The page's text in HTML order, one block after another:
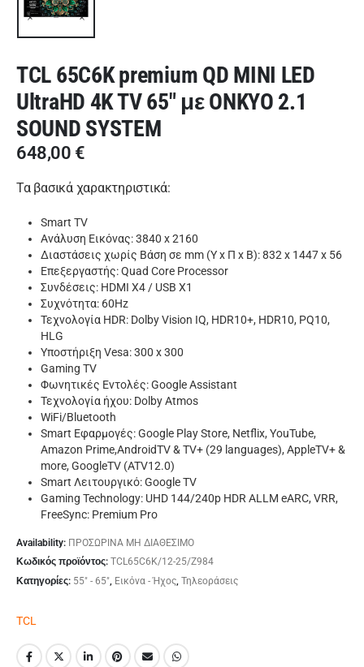
TCL 65C6K premium QD MINI LED
UltraHD 4K TV 65″ με ONKYO 2.1
SOUND SYSTEM
648,00 €
Τα βασικά χαρακτηριστικά:
Smart TV
Ανάλυση Εικόνας: 3840 x 2160
Διαστάσεις χωρίς Βάση σε mm (Υ x Π x Β): 832 x 1447 x 56
Επεξεργαστής: Quad Core Processor
Συνδέσεις: HDMI X4 / USB X1
Συχνότητα: 60Hz
Τεχνολογία HDR: Dolby Vision IQ, HDR10+, HDR10, PQ10,
HLG
Υποστήριξη Vesa: 300 x 300
Gaming TV
Φωνητικές Εντολές: Google Assistant
Τεχνολογία ήχου: Dolby Atmos
WiFi/Bluetooth
Smart Εφαρμογές: Google Play Store, Netflix, YouTube,
Amazon Prime,AndroidTV & TV+ (29 languages), AppleTV+ &
more, GoogleTV (ATV12.0)
Smart Λειτουργικό: Google TV
Gaming Technology: UHD 144/240p HDR ALLM eARC, VRR,
FreeSync: Premium Pro
Availability: ΠΡΟΣΩΡΙΝΑ ΜΗ ΔΙΑΘΕΣΙΜΟ
Κωδικός προϊόντος: TCL65C6K/12-25/Z984
Κατηγορίες: 55" - 65", Εικόνα - Ήχος, Τηλεοράσεις
TCL